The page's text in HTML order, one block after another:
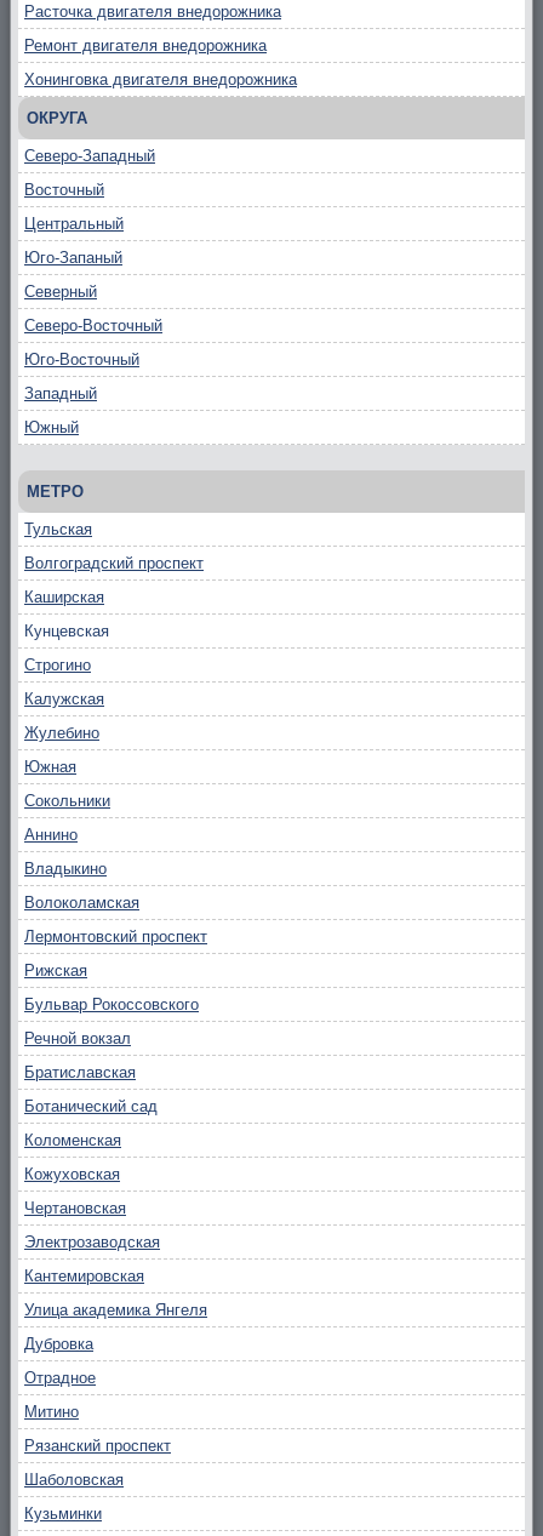
Расточка двигателя внедорожника
Ремонт двигателя внедорожника
Хонинговка двигателя внедорожника
ОКРУГА
Северо-Западный
Восточный
Центральный
Юго-Запаный
Северный
Северо-Восточный
Юго-Восточный
Западный
Южный
МЕТРО
Тульская
Волгоградский проспект
Каширская
Кунцевская
Строгино
Калужская
Жулебино
Южная
Сокольники
Аннино
Владыкино
Волоколамская
Лермонтовский проспект
Рижская
Бульвар Рокоссовского
Речной вокзал
Братиславская
Ботанический сад
Коломенская
Кожуховская
Чертановская
Электрозаводская
Кантемировская
Улица академика Янгеля
Дубровка
Отрадное
Митино
Рязанский проспект
Шаболовская
Кузьминки